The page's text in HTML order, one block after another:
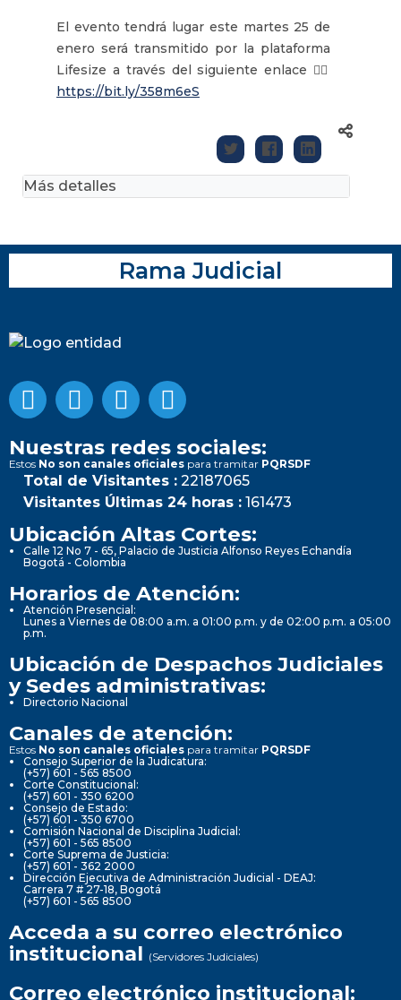
El evento tendrá lugar este martes 25 de
enero será transmitido por la plataforma
Lifesize a través del siguiente enlace 👉🏾
https://bit.ly/358m6eS
Más detalles
Rama Judicial
Nuestras redes sociales:
Estos No son canales oficiales para tramitar PQRSDF
Total de Visitantes : 22187065
Visitantes Últimas 24 horas : 161473
Ubicación Altas Cortes:
Calle 12 No 7 - 65, Palacio de Justicia Alfonso Reyes Echandía
Bogotá - Colombia
Horarios de Atención:
Atención Presencial:
Lunes a Viernes de 08:00 a.m. a 01:00 p.m. y de 02:00 p.m. a 05:00
p.m.
Ubicación de Despachos Judiciales
y Sedes administrativas:
Directorio Nacional
Canales de atención:
Estos No son canales oficiales para tramitar PQRSDF
Consejo Superior de la Judicatura:
(+57) 601 - 565 8500
Corte Constitucional:
(+57) 601 - 350 6200
Consejo de Estado:
(+57) 601 - 350 6700
Comisión Nacional de Disciplina Judicial:
(+57) 601 - 565 8500
Corte Suprema de Justicia:
(+57) 601 - 362 2000
Dirección Ejecutiva de Administración Judicial - DEAJ:
Carrera 7 # 27-18, Bogotá
(+57) 601 - 565 8500
Acceda a su correo electrónico
institucional (Servidores Judiciales)
Correo electrónico institucional: